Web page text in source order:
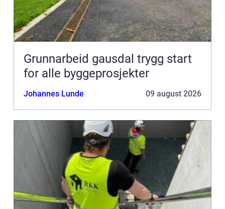
Grunnarbeid gausdal trygg start
for alle byggeprosjekter
Johannes Lunde 09 august 2026